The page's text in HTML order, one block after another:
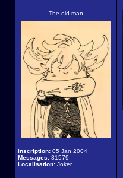
The old man
Inscription: 05 Jan 2004
Messages: 31579
Localisation: Joker